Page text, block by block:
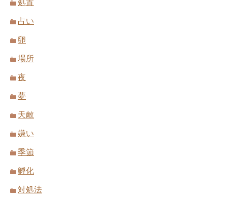
処置
占い
卵
場所
夜
夢
天敵
嫌い
季節
孵化
対処法